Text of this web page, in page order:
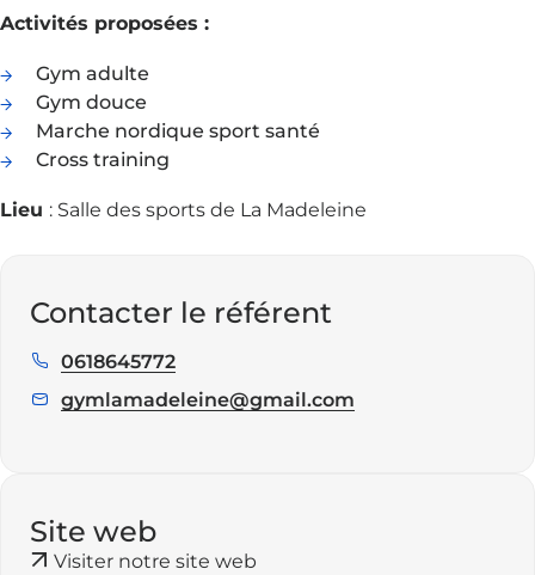
Activités proposées :
Gym adulte
Gym douce
Marche nordique sport santé
Cross training
Lieu : Salle des sports de La Madeleine
Contacter le référent
Téléphone
0618645772
E
:
gymlamadeleine@gmail.com
Site web
Visiter notre site web